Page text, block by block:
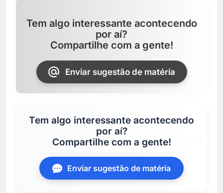
Tem algo interessante acontecendo
por aí?
Compartilhe com a gente!
Enviar sugestão de matéria
Tem algo interessante acontecendo
por aí?
Compartilhe com a gente!
Enviar sugestão de matéria